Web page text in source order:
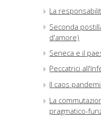
La
Seconda
d'amore)
Seneca e il
Peccatrici
Il caos
La
pragmatico-